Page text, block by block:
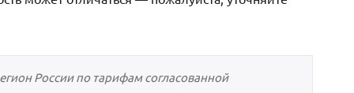
России по тарифам согласованной